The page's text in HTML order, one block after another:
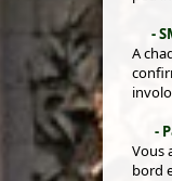
-
A
-
Vous
bord